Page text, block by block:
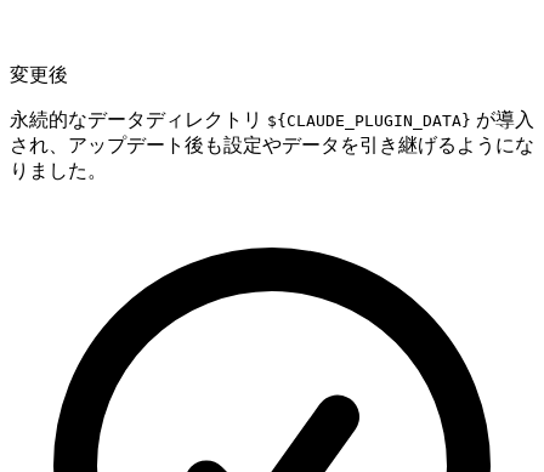
変更後
永続的なデータディレクトリ ${CLAUDE_PLUGIN_DATA} が導入
され、アップデート後も設定やデータを引き継げるようにな
りました。